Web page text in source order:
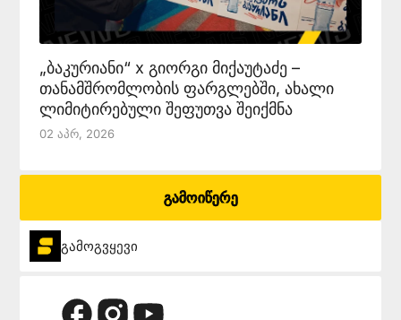
„ბაკურიანი“ x გიორგი მიქაუტაძე –
თანამშრომლობის ფარგლებში, ახალი
ლიმიტირებული შეფუთვა შეიქმნა
02 Აპრ, 2026
გამოიწერე
გამოგვყევი